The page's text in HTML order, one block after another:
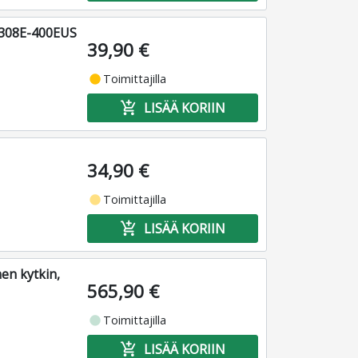
400EUS
39,90 €
fiber_manual_record Toimittajilla
add_shopping_cart LISÄÄ KORIIN
34,90 €
fiber_manual_record Toimittajilla
add_shopping_cart LISÄÄ KORIIN
kytkin,
565,90 €
fiber_manual_record Toimittajilla
add_shopping_cart LISÄÄ KORIIN